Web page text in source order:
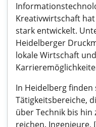
Kreativwirtschaft
stark entwickelt.
Heidelberger
lokale Wirtschaft
In Heidelberg finden
Tätigkeitsbereiche,
über Technik bis
reichen. Ingenieure,